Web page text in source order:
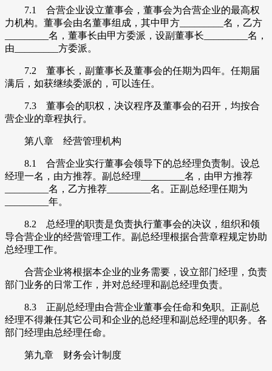
7.1 合营企业设立董事会，董事会为合营企业的最高权
力机构。董事会由名董事组成，其中甲方_________名，乙方
_________名，董事长由甲方委派，设副董事长_________名，
由_________方委派。
7.2 董事长，副董事长及董事会的任期为四年。任期届
满后，如获继续委派的，可以连任。
7.3 董事会的职权，决议程序及董事会的召开，均按合
营企业的章程执行。
第八章 经营管理机构
8.1 合营企业实行董事会领导下的总经理负责制。设总
经理一名，由方推荐。副总经理_________名，由甲方推荐
_________名，乙方推荐_________名。正副总经理任期为
_________年。
8.2 总经理的职责是负责执行董事会的决议，组织和领
导合营企业的经营管理工作。副总经理根据合营章程规定协助
总经理工作。
合营企业将根据本企业的业务需要，设立部门经理，负责
部门业务的日常工作，并对总经理和副总经理负责。
8.3 正副总经理由合营企业董事会任命和免职。正副总
经理不得兼任其它公司和企业的总经理和副总经理的职务。各
部门经理由总经理任命。
第九章 财务会计制度